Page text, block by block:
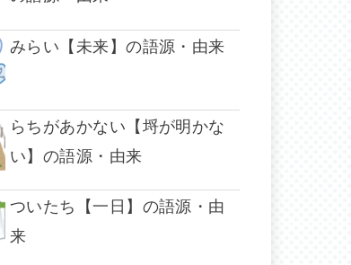
みらい【未来】の語源・由来
らちがあかない【埒が明かな
い】の語源・由来
ついたち【一日】の語源・由
来